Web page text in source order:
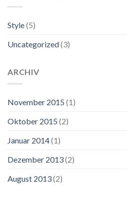
Style(5)
Uncategorized(3)
ARCHIV
November 2015 (1)
Oktober 2015 (2)
Januar 2014(1)
Dezember 2013(2)
August 2013(2)